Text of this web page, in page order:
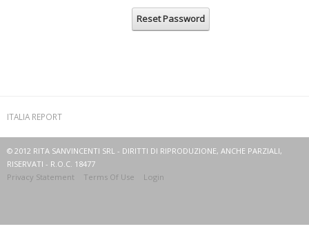
Reset Password
ITALIA REPORT
© 2012 RITA SANVINCENTI SRL - DIRITTI DI RIPRODUZIONE, ANCHE PARZIALI,
RISERVATI - R.O.C. 18477
Privacy Statement
Terms Of Use Login